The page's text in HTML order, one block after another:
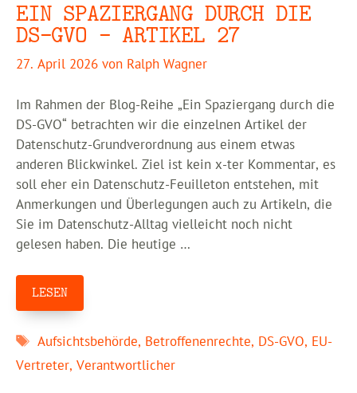
EIN SPAZIERGANG DURCH DIE
DS-GVO – ARTIKEL 27
27. April 2026 von Ralph Wagner
Im Rahmen der Blog-Reihe „Ein Spaziergang durch die
DS-GVO“ betrachten wir die einzelnen Artikel der
Datenschutz-Grundverordnung aus einem etwas
anderen Blickwinkel. Ziel ist kein x-ter Kommentar, es
soll eher ein Datenschutz-Feuilleton entstehen, mit
Anmerkungen und Überlegungen auch zu Artikeln, die
Sie im Datenschutz-Alltag vielleicht noch nicht
gelesen haben. Die heutige …
LESEN
Schlagwörter
Aufsichtsbehörde, Betroffenenrechte, DS-GVO, EU-
Vertreter, Verantwortlicher